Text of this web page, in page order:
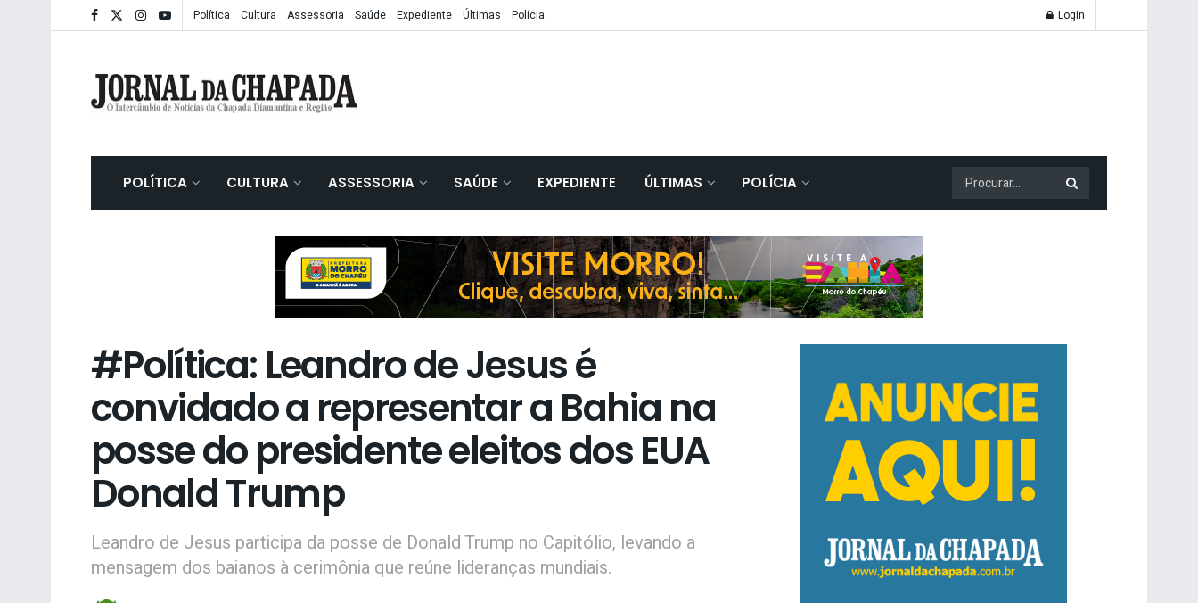
Política Cultura Assessoria Saúde Expediente Últimas Polícia Login
POLÍTICA CULTURA ASSESSORIA SAÚDE EXPEDIENTE ÚLTIMAS POLÍCIA
#Política: Leandro de Jesus é
convidado a representar a Bahia na
posse do presidente eleitos dos EUA
Donald Trump
Leandro de Jesus participa da posse de Donald Trump no Capitólio, levando a
mensagem dos baianos à cerimônia que reúne lideranças mundiais.